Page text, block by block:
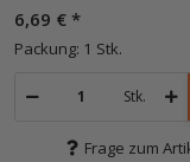
6,69 € *
Packung: 1 Stk.
Stk.
Frage zum